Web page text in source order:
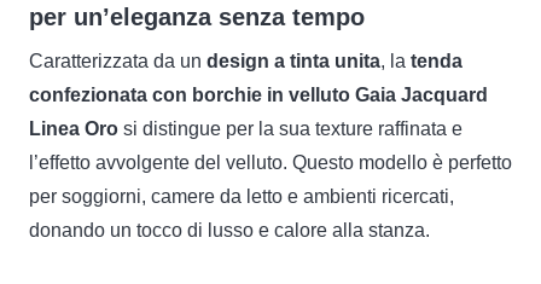
per un’eleganza senza tempo
Caratterizzata da un design a tinta unita, la tenda
confezionata con borchie in velluto Gaia Jacquard
Linea Oro si distingue per la sua texture raffinata e
l’effetto avvolgente del velluto. Questo modello è perfetto
per soggiorni, camere da letto e ambienti ricercati,
donando un tocco di lusso e calore alla stanza.